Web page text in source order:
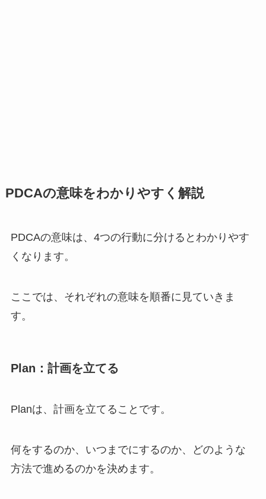
PDCAの意味をわかりやすく解説
PDCAの意味は、4つの行動に分けるとわかりやす
くなります。
ここでは、それぞれの意味を順番に見ていきま
す。
Plan：計画を立てる
Planは、計画を立てることです。
何をするのか、いつまでにするのか、どのような
方法で進めるのかを決めます。